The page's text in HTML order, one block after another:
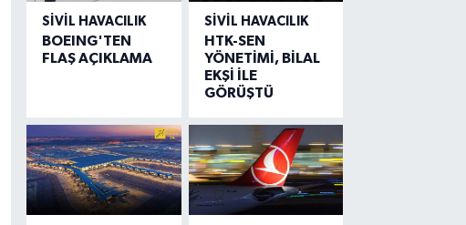
SIVIL HAVACILIK
BOEING'TEN
FLAŞ AÇIKLAMA
SIVIL HAVACILIK
HTK-SEN
YÖNETİMİ, BİLAL
EKŞİ İLE
GÖRÜŞTÜ